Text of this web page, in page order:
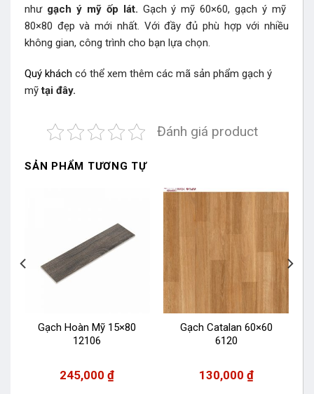
như gạch ý mỹ ốp lát. Gạch ý mỹ 60×60, gạch ý mỹ
80×80 đẹp và mới nhất. Với đầy đủ phù hợp với nhiều
không gian, công trình cho bạn lựa chọn.
Quý khách có thể xem thêm các mã sản phẩm gạch ý
mỹtại đây.
Đánh giá product
SẢN PHẨM TƯƠNG TỰ
Gạch Hoàn Mỹ 15×80
12106
245,000₫
Gạch Catalan 60×60
6120
130,000 ₫